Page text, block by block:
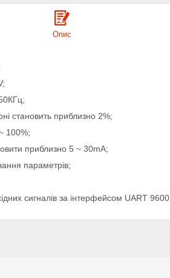
Опис
становить приблизно 2%;
100%;
приблизно 5 ~ 30mA;
параметрів;
сигналів за інтерфейсом UART 9600.